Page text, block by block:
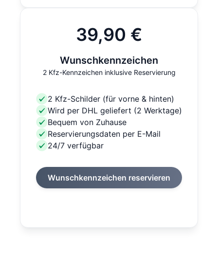
39,90 €
Wunschkennzeichen
2 Kfz-Kennzeichen inklusive Reservierung
2 Kfz-Schilder (für vorne & hinten)
Wird per DHL geliefert (2 Werktage)
Bequem von Zuhause
Reservierungsdaten per E-Mail
24/7 verfügbar
Wunschkennzeichen reservieren